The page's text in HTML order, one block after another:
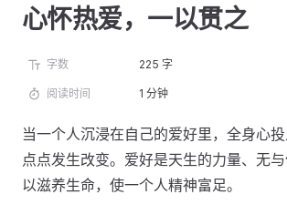
心怀热爱，一以贯之
字数 225 字
阅读时间 1 分钟
当一个人沉浸在自己的爱好里，全身心
点点发生改变。爱好是天生的力量、无
以滋养生命，使一个人精神富足。